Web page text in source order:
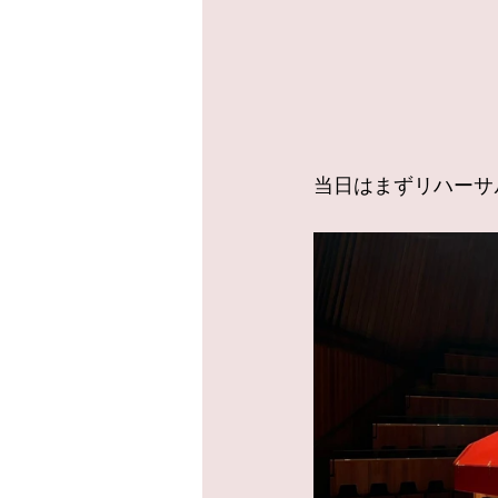
当日はまずリハー